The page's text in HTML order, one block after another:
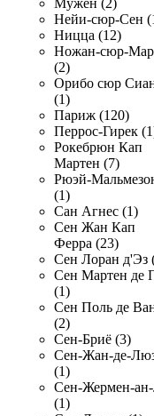
Мужен (2)
Нейи-сюр-Сен
Ницца (12)
Ножан-сюр-
(2)
Орибо сюр
(1)
Париж (120)
Перрос-Гирек
Рокебрюн Кап
Мартен (7)
Рюэй-
(1)
Сан Агнес (1)
Сен Жан Кап
Ферра (23)
Сен Лоран д'Эз
Сен Мартен де
(1)
Сен Поль де
(2)
Сен-Бриё (3)
Сен-Жан-де-
(1)
Сен-Жермен-
(1)